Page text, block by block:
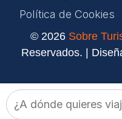
Política de Cookies
© 2026 Sobre
Reservados. |
Buscar: